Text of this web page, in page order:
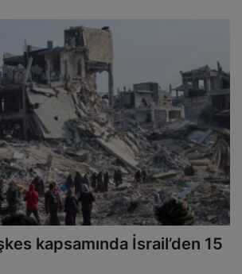
kapsamında İsrail’den 15